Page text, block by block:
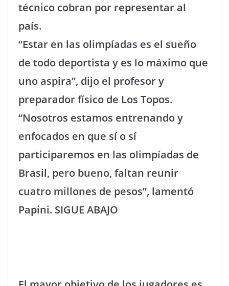
técnico cobran por representar al
país.
“Estar en las olimpíadas es el sueño
de todo deportista y es lo máximo que
uno aspira”, dijo el profesor y
preparador físico de Los Topos.
“Nosotros estamos entrenando y
enfocados en que sí o sí
participaremos en las olimpíadas de
Brasil, pero bueno, faltan reunir
cuatro millones de pesos”, lamentó
Papini. SIGUE ABAJO